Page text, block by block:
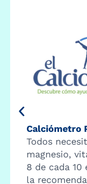
Calciómetro
Todos
magnesio,
8 de cada 10
la